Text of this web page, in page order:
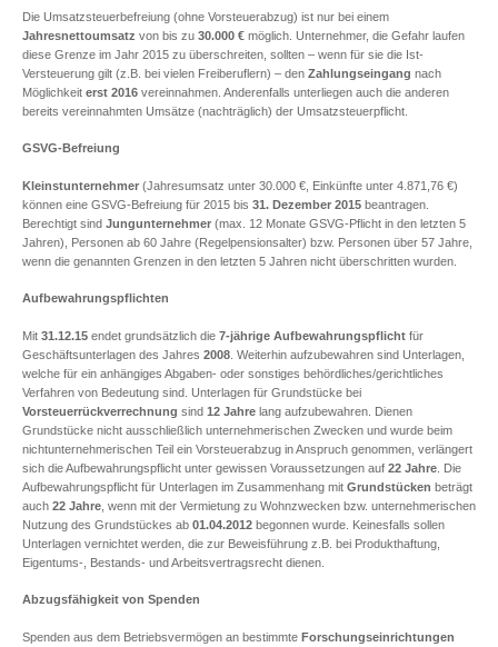
Die Umsatzsteuerbefreiung (ohne Vorsteuerabzug) ist nur bei einem
Jahresnettoumsatz von bis zu 30.000 € möglich. Unternehmer, die Gefahr laufen
diese Grenze im Jahr 2015 zu überschreiten, sollten – wenn für sie die Ist-
Versteuerung gilt (z.B. bei vielen Freiberuflern) – den Zahlungseingang nach
Möglichkeit erst 2016 vereinnahmen. Anderenfalls unterliegen auch die anderen
bereits vereinnahmten Umsätze (nachträglich) der Umsatzsteuerpflicht.
GSVG-Befreiung
Kleinstunternehmer (Jahresumsatz unter 30.000 €, Einkünfte unter 4.871,76 €)
können eine GSVG-Befreiung für 2015 bis 31. Dezember 2015 beantragen.
Berechtigt sind Jungunternehmer (max. 12 Monate GSVG-Pflicht in den letzten 5
Jahren), Personen ab 60 Jahre (Regelpensionsalter) bzw. Personen über 57 Jahre,
wenn die genannten Grenzen in den letzten 5 Jahren nicht überschritten wurden.
Aufbewahrungspflichten
Mit 31.12.15 endet grundsätzlich die 7-jährige Aufbewahrungspflicht für
Geschäftsunterlagen des Jahres 2008 . Weiterhin aufzubewahren sind Unterlagen,
welche für ein anhängiges Abgaben- oder sonstiges behördliches/gerichtliches
Verfahren von Bedeutung sind. Unterlagen für Grundstücke bei
Vorsteuerrückverrechnung sind 12 Jahre lang aufzubewahren. Dienen
Grundstücke nicht ausschließlich unternehmerischen Zwecken und wurde beim
nichtunternehmerischen Teil ein Vorsteuerabzug in Anspruch genommen, verlängert
sich die Aufbewahrungspflicht unter gewissen Voraussetzungen auf 22 Jahre . Die
Aufbewahrungspflicht für Unterlagen im Zusammenhang mit Grundstücken beträgt
auch 22 Jahre , wenn mit der Vermietung zu Wohnzwecken bzw. unternehmerischen
Nutzung des Grundstückes ab 01.04.2012 begonnen wurde. Keinesfalls sollen
Unterlagen vernichtet werden, die zur Beweisführung z.B. bei Produkthaftung,
Eigentums-, Bestands- und Arbeitsvertragsrecht dienen.
Abzugsfähigkeit von Spenden
Spenden aus dem Betriebsvermögen an bestimmte Forschungseinrichtungen